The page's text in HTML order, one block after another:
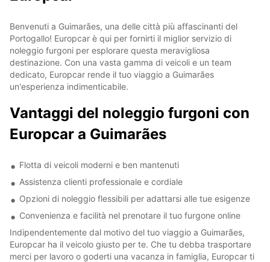
Benvenuti a Guimarães, una delle città più affascinanti del
Portogallo! Europcar è qui per fornirti il miglior servizio di
noleggio furgoni per esplorare questa meravigliosa
destinazione. Con una vasta gamma di veicoli e un team
dedicato, Europcar rende il tuo viaggio a Guimarães
un'esperienza indimenticabile.
Vantaggi del noleggio furgoni con
Europcar a Guimarães
Flotta di veicoli moderni e ben mantenuti
Assistenza clienti professionale e cordiale
Opzioni di noleggio flessibili per adattarsi alle tue esigenze
Convenienza e facilità nel prenotare il tuo furgone online
Indipendentemente dal motivo del tuo viaggio a Guimarães,
Europcar ha il veicolo giusto per te. Che tu debba trasportare
merci per lavoro o goderti una vacanza in famiglia, Europcar ti